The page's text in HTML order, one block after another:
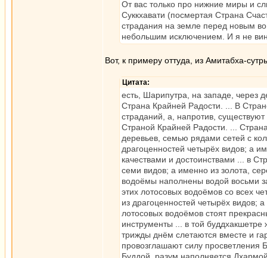
От вас только про нижние миры и
Суккхавати (посмертая Страна
страдания на земле перед новым
небольшим исключением. И я не
Вот, к примеру оттуда, из Амитабха-
Цитата:
есть, Шарипутра, на западе, через
Страна Крайней Радости. ... В
страданий, а, напротив,
Страной Крайней Радости. ...
деревьев, семью рядами сетей с
драгоценностей четырёх видов; а
качествами и достоинствами ... в
семи видов; а именно из золота,
водоёмы наполнены водой восьми
этих лотосовых водоёмов со всех
из драгоценностей четырёх видов;
лотосовых водоёмов стоят
инструменты ... в той
трижды днём слетаются вместе и
провозглашают силу просветления